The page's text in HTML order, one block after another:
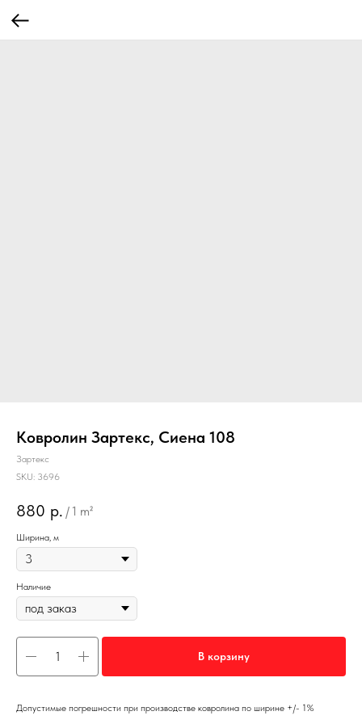
Ковролин Зартекс, Сиена 108
Зартекс
SKU: 3696
880 р. / 1 m²
Ширина, м
Наличие
В корзину
Допустимые погрешности при производстве ковролина по ширине +/- 1%